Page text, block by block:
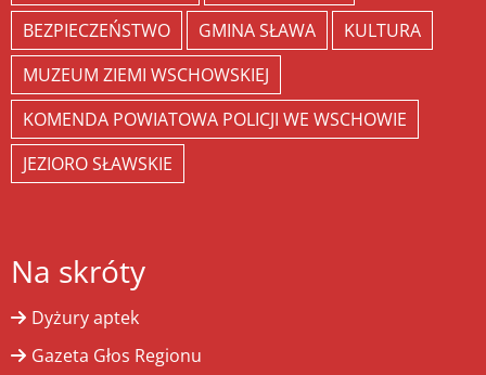
BEZPIECZEŃSTWO
GMINA SŁAWA
KULTURA
MUZEUM ZIEMI WSCHOWSKIEJ
KOMENDA POWIATOWA POLICJI WE WSCHOWIE
JEZIORO SŁAWSKIE
Na skróty
Dyżury aptek
Gazeta Głos Regionu